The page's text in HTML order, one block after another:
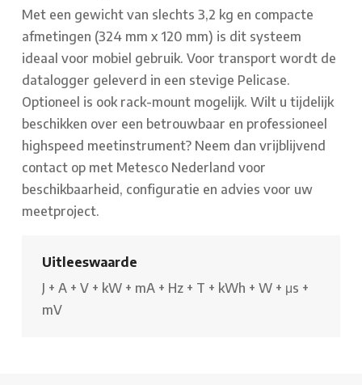
Met een gewicht van slechts 3,2 kg en compacte
afmetingen (324 mm x 120 mm) is dit systeem
ideaal voor mobiel gebruik. Voor transport wordt de
datalogger geleverd in een stevige Pelicase.
Optioneel is ook rack-mount mogelijk. Wilt u tijdelijk
beschikken over een betrouwbaar en professioneel
highspeed meetinstrument? Neem dan vrijblijvend
contact op met Metesco Nederland voor
beschikbaarheid, configuratie en advies voor uw
meetproject.
Uitleeswaarde
J + A + V + kW + mA + Hz + T + kWh + W + μs +
mV